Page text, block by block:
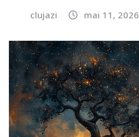
clujazi mai 11, 2026